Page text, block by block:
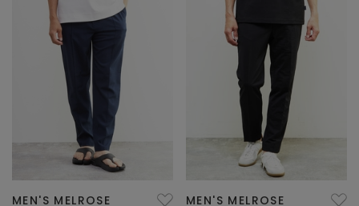
MEN'S MELROSE MEN'S MELROSE